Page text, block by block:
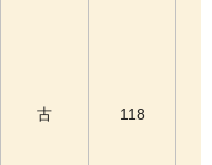
古 118